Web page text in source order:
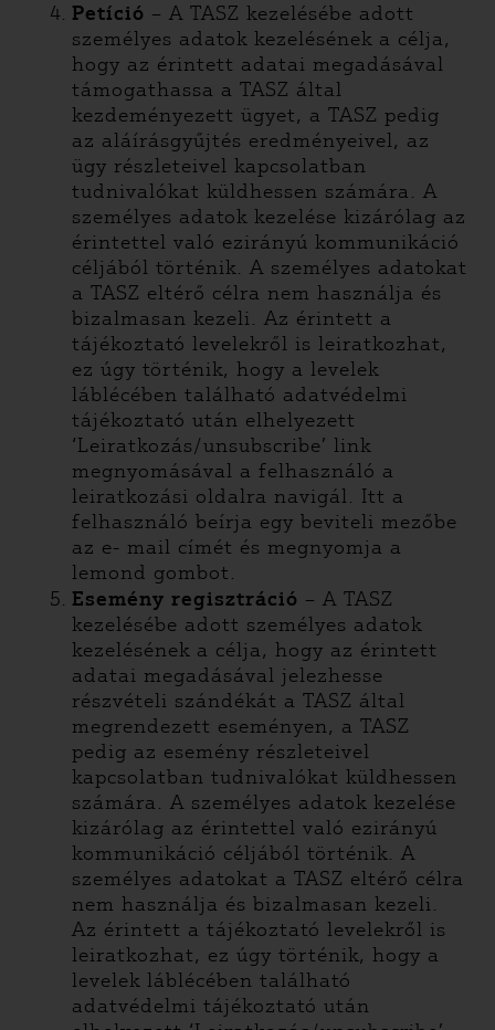
Petíció – A TASZ kezelésébe adott
személyes adatok kezelésének a célja,
hogy az érintett adatai megadásával
támogathassa a TASZ által
kezdeményezett ügyet, a TASZ pedig
az aláírásgyűjtés eredményeivel, az
ügy részleteivel kapcsolatban
tudnivalókat küldhessen számára. A
személyes adatok kezelése kizárólag az
érintettel való ezirányú kommunikáció
céljából történik. A személyes adatokat
a TASZ eltérő célra nem használja és
bizalmasan kezeli. Az érintett a
tájékoztató levelekről is leiratkozhat,
ez úgy történik, hogy a levelek
láblécében található adatvédelmi
tájékoztató után elhelyezett
‘Leiratkozás/unsubscribe’ link
megnyomásával a felhasználó a
leiratkozási oldalra navigál. Itt a
felhasználó beírja egy beviteli mezőbe
az e- mail címét és megnyomja a
lemond gombot.
Esemény regisztráció – A TASZ
kezelésébe adott személyes adatok
kezelésének a célja, hogy az érintett
adatai megadásával jelezhesse
részvételi szándékát a TASZ által
megrendezett eseményen, a TASZ
pedig az esemény részleteivel
kapcsolatban tudnivalókat küldhessen
számára. A személyes adatok kezelése
kizárólag az érintettel való ezirányú
kommunikáció céljából történik. A
személyes adatokat a TASZ eltérő célra
nem használja és bizalmasan kezeli.
Az érintett a tájékoztató levelekről is
leiratkozhat, ez úgy történik, hogy a
levelek láblécében található
adatvédelmi tájékoztató után